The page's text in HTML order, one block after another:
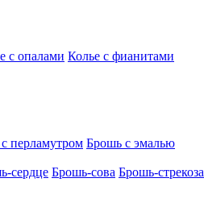
с опалами Колье с фианитами
перламутром Брошь с эмалью
сердце Брошь-сова Брошь-стрекоза